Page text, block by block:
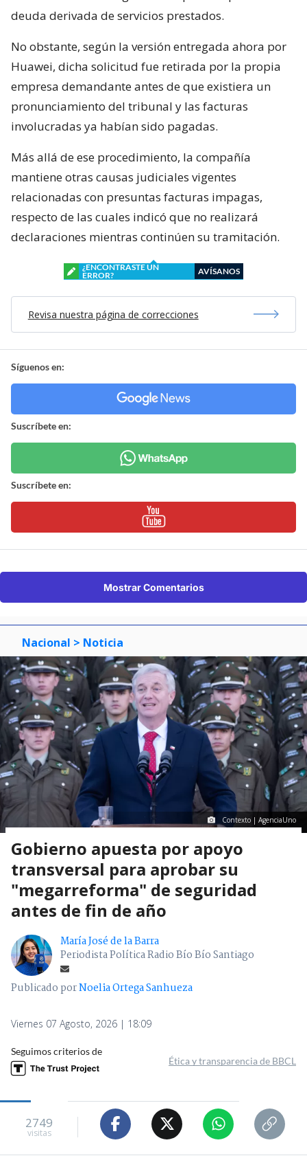
deuda derivada de servicios prestados.
No obstante, según la versión entregada ahora por
Huawei, dicha solicitud fue retirada por la propia
empresa demandante antes de que existiera un
pronunciamiento del tribunal y las facturas
involucradas ya habían sido pagadas.
Más allá de ese procedimiento, la compañía
mantiene otras causas judiciales vigentes
relacionadas con presuntas facturas impagas,
respecto de las cuales indicó que no realizará
declaraciones mientras continúen su tramitación.
¿ENCONTRASTE UN
ERROR?
AVÍSANOS
Revisa nuestra página de correcciones
Síguenos en:
Suscríbete en:
Suscríbete en:
Mostrar Comentarios
Nacional > Noticia
Contexto | AgenciaUno
Gobierno apuesta por apoyo
transversal para aprobar su
"megarreforma" de seguridad
antes de fin de año
María José de la Barra
Periodista Política Radio Bío Bío Santiago
Publicado porNoelia Ortega Sanhueza
Viernes 07 Agosto, 2026 | 18:09
Seguimos criterios de
Ética y transparencia de BBCL
2749
visitas